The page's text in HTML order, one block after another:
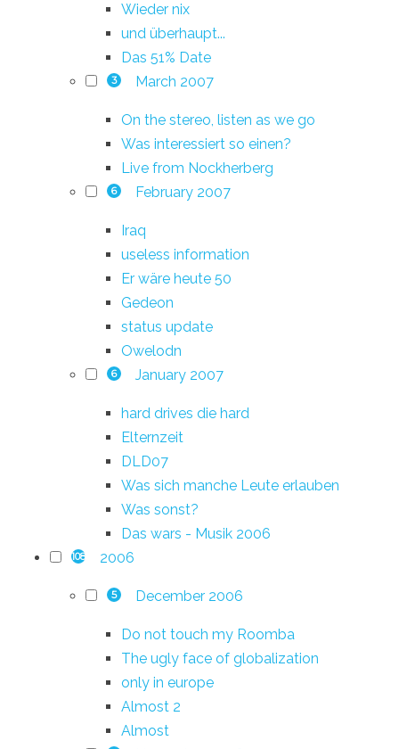
Wieder nix
und überhaupt...
Das 51% Date
3 March 2007
On the stereo, listen as we go
Was interessiert so einen?
Live from Nockherberg
6 February 2007
Iraq
useless information
Er wäre heute 50
Gedeon
status update
Owelodn
6 January 2007
hard drives die hard
Elternzeit
DLD07
Was sich manche Leute erlauben
Was sonst?
Das wars - Musik 2006
108 2006
5 December 2006
Do not touch my Roomba
The ugly face of globalization
only in europe
Almost 2
Almost